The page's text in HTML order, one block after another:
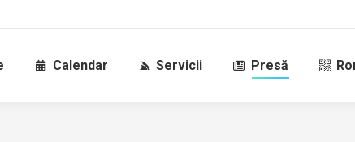
Calendar Servicii Presă